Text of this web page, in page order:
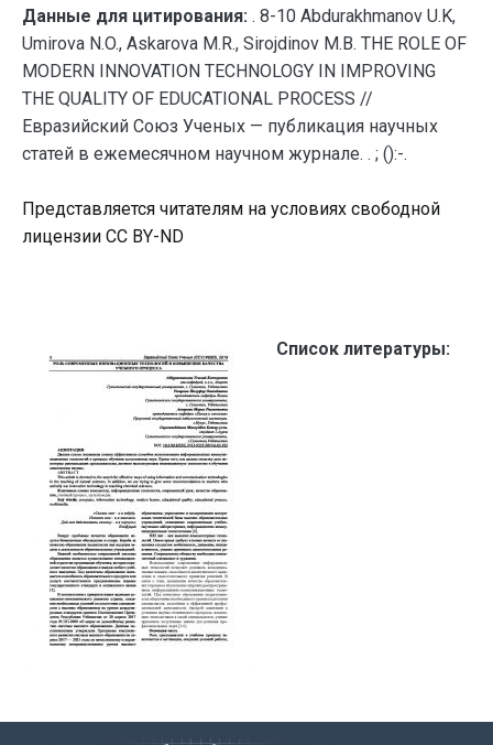
Данные для цитирования: . 8-10 Abdurakhmanov U.K,
Umirova N.O., Askarova M.R., Sirojdinov M.B. THE ROLE OF
MODERN INNOVATION TECHNOLOGY IN IMPROVING
THE QUALITY OF EDUCATIONAL PROCESS //
Евразийский Союз Ученых — публикация научных
статей в ежемесячном научном журнале. . ; ():-.
Представляется читателям на условиях свободной
лицензии CC BY-ND
Список литературы: